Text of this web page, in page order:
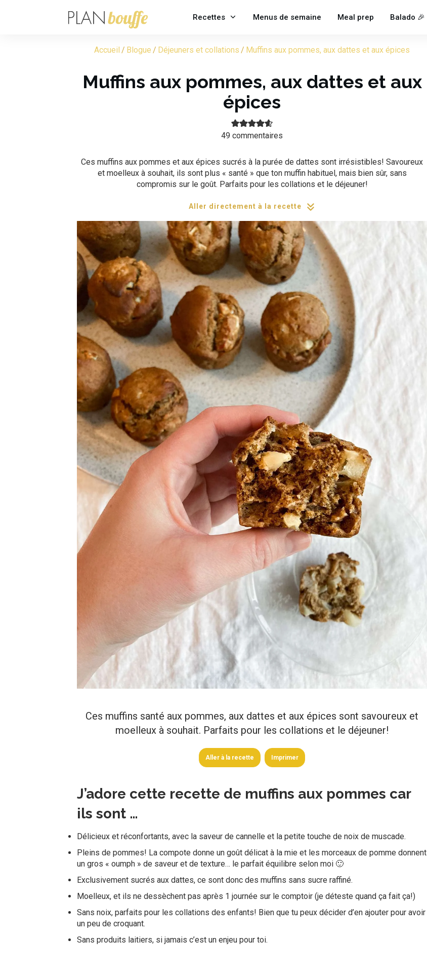
Recettes Menus de semaine Meal prep Balado 🎉
Accueil / Blogue / Déjeuners et collations / Muffins aux pommes, aux dattes et aux épices
Muffins aux pommes, aux dattes et aux
épices
49 commentaires
Ces muffins aux pommes et aux épices sucrés à la purée de dattes sont irrésistibles! Savoureux
et moelleux à souhait, ils sont plus « santé » que ton muffin habituel, mais bien sûr, sans
compromis sur le goût. Parfaits pour les collations et le déjeuner!
Aller directement à la recette
Ces muffins santé aux pommes, aux dattes et aux épices sont savoureux et
moelleux à souhait. Parfaits pour les collations et le déjeuner!
Aller à la recette Imprimer
J’adore cette recette de muffins aux pommes car
ils sont …
Délicieux et réconfortants, avec la saveur de cannelle et la petite touche de noix de muscade.
Pleins de pommes! La compote donne un goût délicat à la mie et les morceaux de pomme donnent
un gros « oumph » de saveur et de texture… le parfait équilibre selon moi 🙂
Exclusivement sucrés aux dattes, ce sont donc des muffins sans sucre raffiné.
Moelleux, et ils ne dessèchent pas après 1 journée sur le comptoir (je déteste quand ça fait ça!)
Sans noix, parfaits pour les collations des enfants! Bien que tu peux décider d’en ajouter pour avoir
un peu de croquant.
Sans produits laitiers, si jamais c’est un enjeu pour toi.